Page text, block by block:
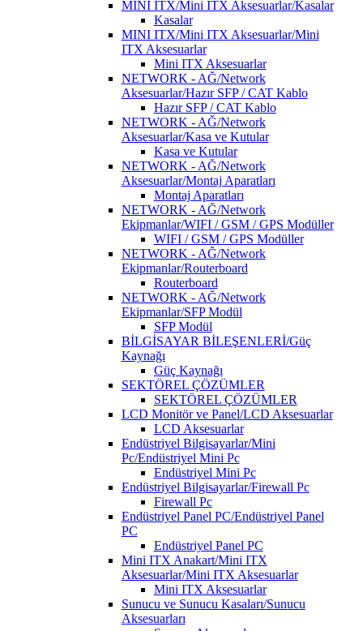
MINI ITX/Mini ITX Aksesuarlar/Kasalar
Kasalar
MINI ITX/Mini ITX Aksesuarlar/Mini
ITX Aksesuarlar
Mini ITX Aksesuarlar
NETWORK - AĞ/Network
Aksesuarlar/Hazır SFP / CAT Kablo
Hazır SFP / CAT Kablo
NETWORK - AĞ/Network
Aksesuarlar/Kasa ve Kutular
Kasa ve Kutular
NETWORK - AĞ/Network
Aksesuarlar/Montaj Aparatları
Montaj Aparatları
NETWORK - AĞ/Network
Ekipmanlar/WIFI / GSM / GPS Modüller
WIFI / GSM / GPS Modüller
NETWORK - AĞ/Network
Ekipmanlar/Routerboard
Routerboard
NETWORK - AĞ/Network
Ekipmanlar/SFP Modül
SFP Modül
BİLGİSAYAR BİLEŞENLERİ/Güç
Kaynağı
Güç Kaynağı
SEKTÖREL ÇÖZÜMLER
SEKTÖREL ÇÖZÜMLER
LCD Monitör ve Panel/LCD Aksesuarlar
LCD Aksesuarlar
Endüstriyel Bilgisayarlar/Mini
Pc/Endüstriyel Mini Pc
Endüstriyel Mini Pc
Endüstriyel Bilgisayarlar/Firewall Pc
Firewall Pc
Endüstriyel Panel PC/Endüstriyel Panel
PC
Endüstriyel Panel PC
Mini ITX Anakart/Mini ITX
Aksesuarlar/Mini ITX Aksesuarlar
Mini ITX Aksesuarlar
Sunucu ve Sunucu Kasaları/Sunucu
Aksesuarları